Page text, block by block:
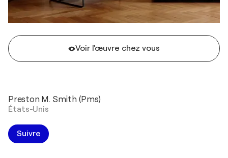
Voir l'œuvre chez vous
Preston M. Smith (Pms)
États-Unis
Suivre